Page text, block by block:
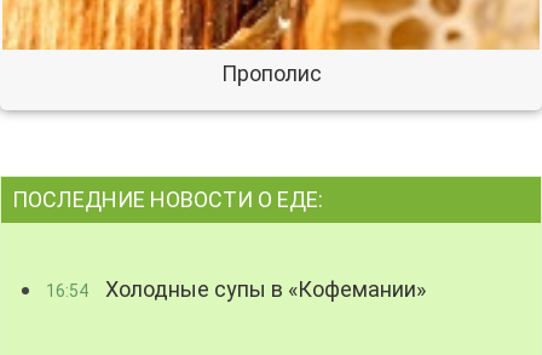
Прополис
ПОСЛЕДНИЕ НОВОСТИ О ЕДЕ:
16:54 Холодные супы в «Кофемании»